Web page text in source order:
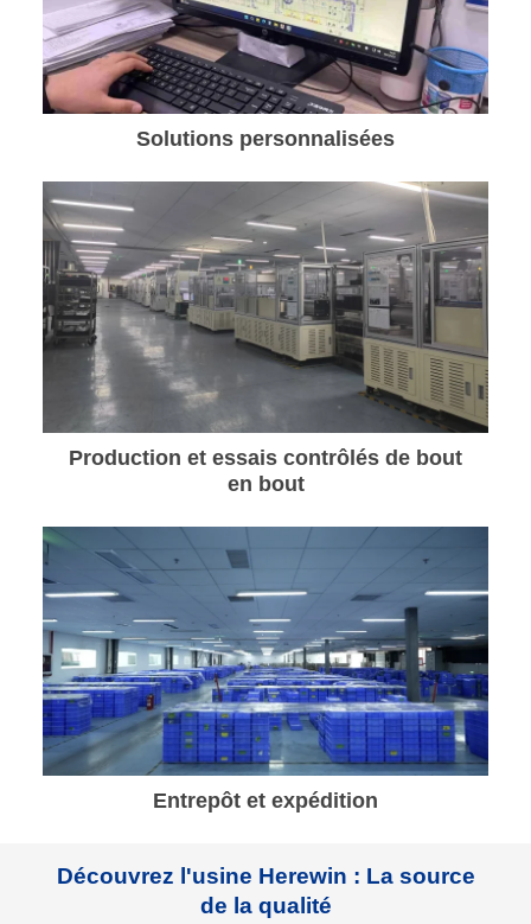
Solutions personnalisées
Production et essais contrôlés de bout
en bout
Entrepôt et expédition
Découvrez l'usine Herewin : La source
de la qualité